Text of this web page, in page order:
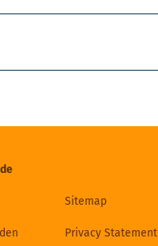
Sitemap
Privacy Statement